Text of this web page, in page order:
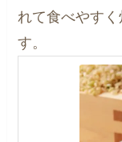
れて食べやす
す。